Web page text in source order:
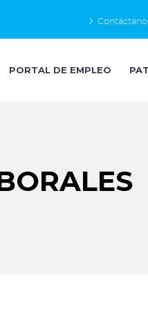
PORTAL DE EMPLEO